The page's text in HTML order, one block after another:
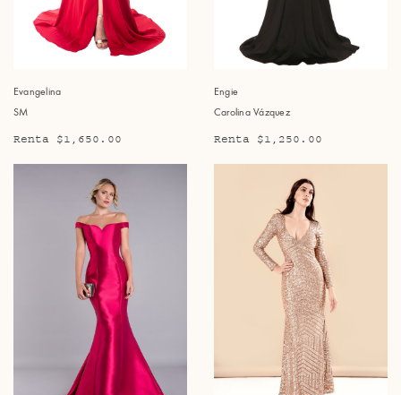
Evangelina
SM
Renta $1,650.00
Engie
Carolina Vázquez
Renta $1,250.00